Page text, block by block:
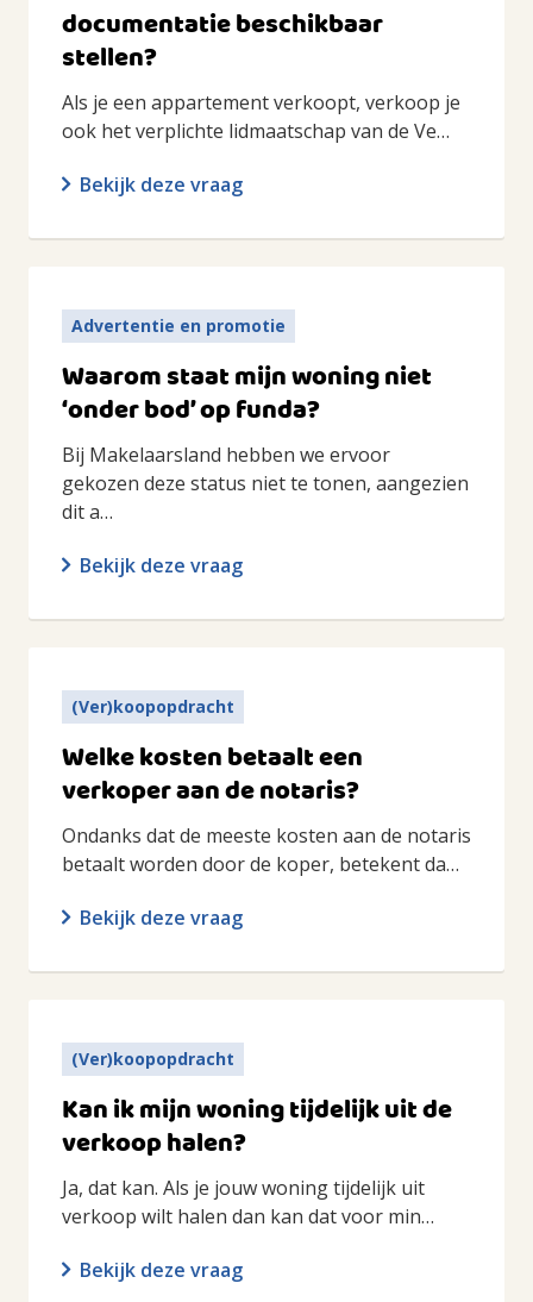
documentatie beschikbaar
stellen?
Als je een appartement verkoopt, verkoop je
ook het verplichte lidmaatschap van de Ve…
Bekijk deze vraag
Advertentie en promotie
Waarom staat mijn woning niet
‘onder bod’ op funda?
Bij Makelaarsland hebben we ervoor
gekozen deze status niet te tonen, aangezien
dit a…
Bekijk deze vraag
(Ver)koopopdracht
Welke kosten betaalt een
verkoper aan de notaris?
Ondanks dat de meeste kosten aan de notaris
betaalt worden door de koper, betekent da…
Bekijk deze vraag
(Ver)koopopdracht
Kan ik mijn woning tijdelijk uit de
verkoop halen?
Ja, dat kan. Als je jouw woning tijdelijk uit
verkoop wilt halen dan kan dat voor min…
Bekijk deze vraag